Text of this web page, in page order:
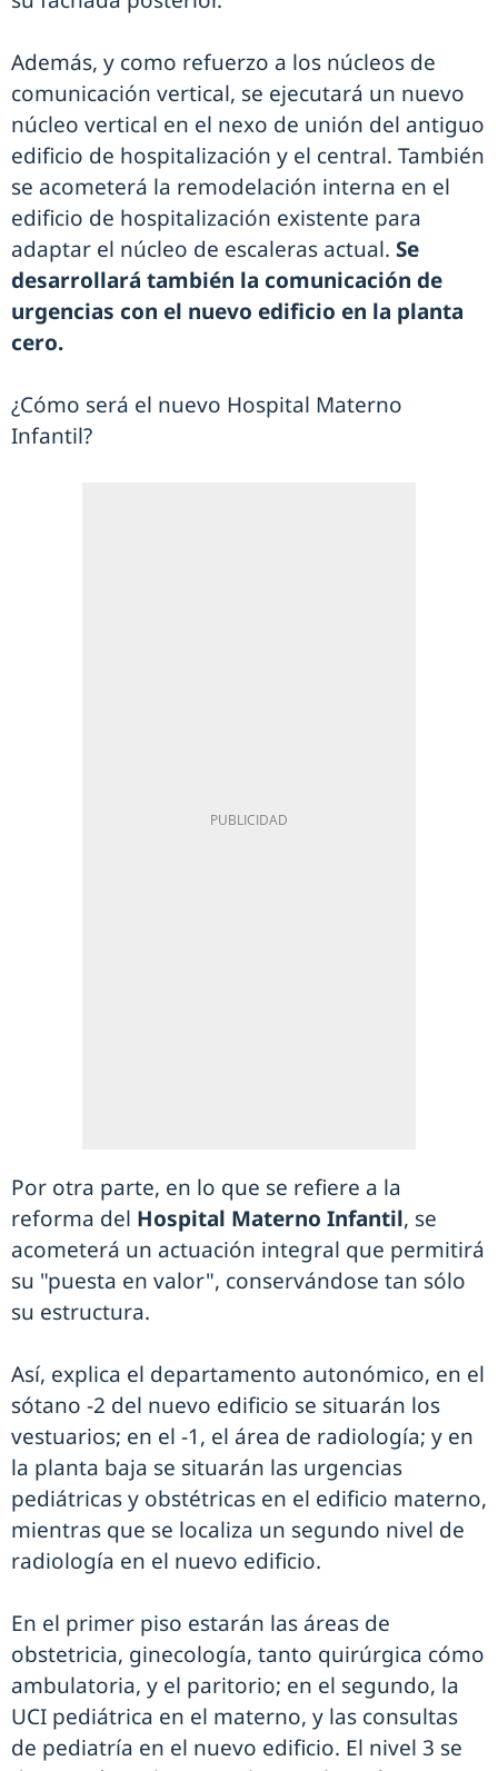
Además, y como refuerzo a los núcleos de
comunicación vertical, se ejecutará un nuevo
núcleo vertical en el nexo de unión del antiguo
edificio de hospitalización y el central. También
se acometerá la remodelación interna en el
edificio de hospitalización existente para
adaptar el núcleo de escaleras actual. Se
desarrollará también la comunicación de
urgencias con el nuevo edificio en la planta
cero.
¿Cómo será el nuevo Hospital Materno
Infantil?
Por otra parte, en lo que se refiere a la
reforma del Hospital Materno Infantil, se
acometerá un actuación integral que permitirá
su "puesta en valor", conservándose tan sólo
su estructura.
Así, explica el departamento autonómico, en el
sótano -2 del nuevo edificio se situarán los
vestuarios; en el -1, el área de radiología; y en
la planta baja se situarán las urgencias
pediátricas y obstétricas en el edificio materno,
mientras que se localiza un segundo nivel de
radiología en el nuevo edificio.
En el primer piso estarán las áreas de
obstetricia, ginecología, tanto quirúrgica cómo
ambulatoria, y el paritorio; en el segundo, la
UCI pediátrica en el materno, y las consultas
de pediatría en el nuevo edificio. El nivel 3 se